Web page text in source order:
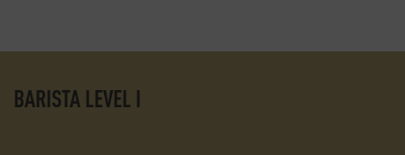
BARISTA LEVEL I